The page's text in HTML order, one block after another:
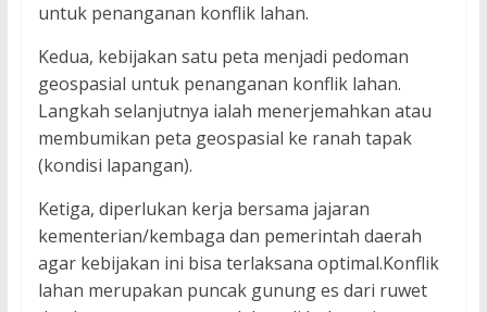
untuk penanganan konflik lahan.
Kedua, kebijakan satu peta menjadi pedoman
geospasial untuk penanganan konflik lahan.
Langkah selanjutnya ialah menerjemahkan atau
membumikan peta geospasial ke ranah tapak
(kondisi lapangan).
Ketiga, diperlukan kerja bersama jajaran
kementerian/kembaga dan pemerintah daerah
agar kebijakan ini bisa terlaksana optimal.Konflik
lahan merupakan puncak gunung es dari ruwet